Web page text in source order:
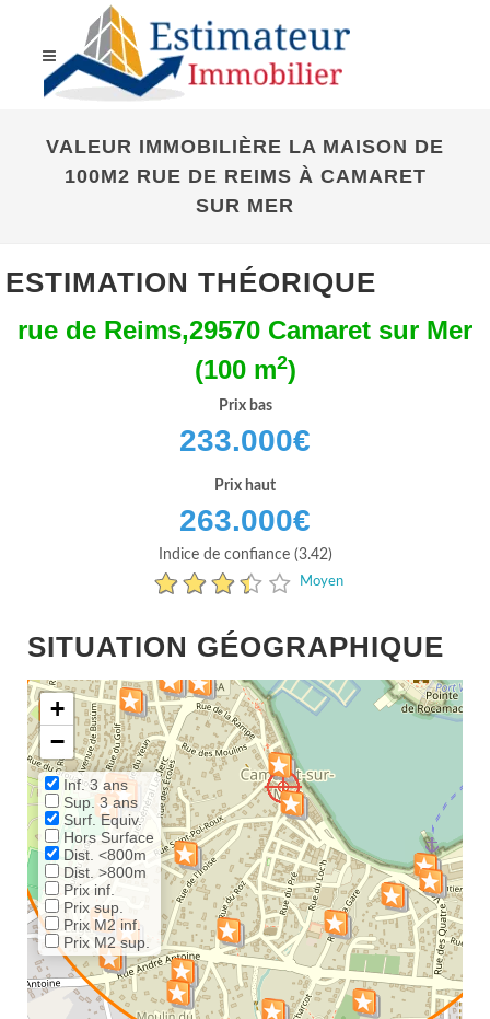
VALEUR IMMOBILIÈRE LA MAISON DE
100M2 RUE DE REIMS À CAMARET
SUR MER
ESTIMATION THÉORIQUE
rue de Reims,29570 Camaret sur Mer
(100 m2)
Prix bas
233.000€
Prix haut
263.000€
Indice de confiance (3.42)
Moyen
SITUATION GÉOGRAPHIQUE
+
−
Inf. 3 ans
Sup. 3 ans
Surf. Equiv.
Hors Surface
Dist. <800m
Dist. >800m
Prix inf.
Prix sup.
Prix M2 inf.
Prix M2 sup.